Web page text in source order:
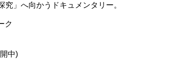
」へ向かうドキュメンタリー。
ク
中)